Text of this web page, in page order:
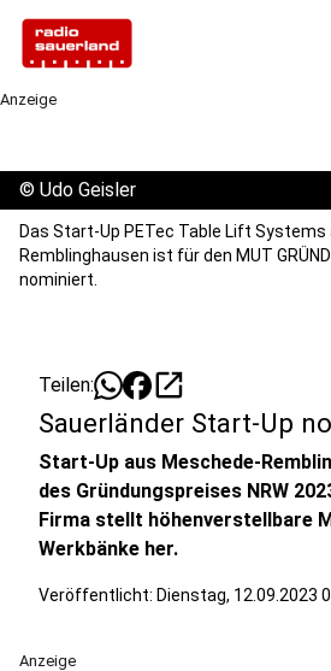
Anzeige
© Udo Geisler
Das Start-Up PETec Table Lift
Remblinghausen ist für den MUT
nominiert.
Teilen: open_in_new
Sauerländer Start-Up
Start-Up aus Meschede-
des Gründungspreises NRW
Firma stellt höhenverstellbare
Werkbänke her.
Veröffentlicht: Dienstag, 12.09.2023
Anzeige